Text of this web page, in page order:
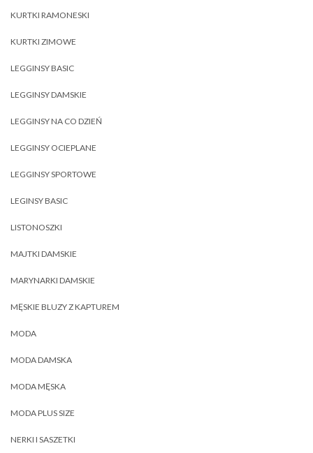
KURTKI RAMONESKI
KURTKI ZIMOWE
LEGGINSY BASIC
LEGGINSY DAMSKIE
LEGGINSY NA CO DZIEŃ
LEGGINSY OCIEPLANE
LEGGINSY SPORTOWE
LEGINSY BASIC
LISTONOSZKI
MAJTKI DAMSKIE
MARYNARKI DAMSKIE
MĘSKIE BLUZY Z KAPTUREM
MODA
MODA DAMSKA
MODA MĘSKA
MODA PLUS SIZE
NERKI I SASZETKI